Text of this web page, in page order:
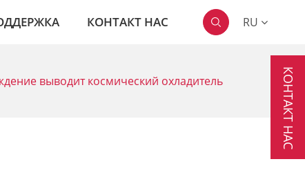
КОНТАКТ НАС  RU
выводит космический охладитель
КОНТАКТ НАС